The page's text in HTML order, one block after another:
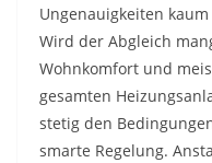
Ungenauigkeiten
Wird der Abgleich
Wohnkomfort und
gesamten
stetig den
smarte Regelung.